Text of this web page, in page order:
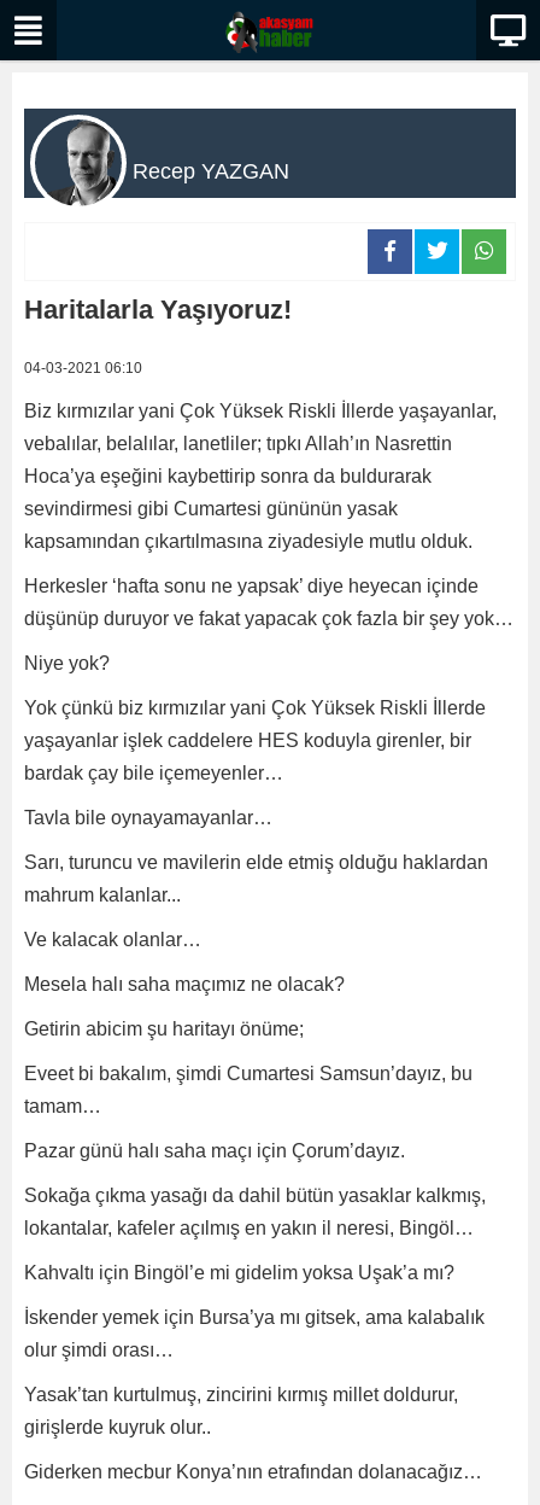
Recep YAZGAN
Haritalarla Yaşıyoruz!
04-03-2021 06:10
Biz kırmızılar yani Çok Yüksek Riskli İllerde yaşayanlar,
vebalılar, belalılar, lanetliler; tıpkı Allah’ın Nasrettin
Hoca’ya eşeğini kaybettirip sonra da buldurarak
sevindirmesi gibi Cumartesi gününün yasak
kapsamından çıkartılmasına ziyadesiyle mutlu olduk.
Herkesler ‘hafta sonu ne yapsak’ diye heyecan içinde
düşünüp duruyor ve fakat yapacak çok fazla bir şey yok…
Niye yok?
Yok çünkü biz kırmızılar yani Çok Yüksek Riskli İllerde
yaşayanlar işlek caddelere HES koduyla girenler, bir
bardak çay bile içemeyenler…
Tavla bile oynayamayanlar…
Sarı, turuncu ve mavilerin elde etmiş olduğu haklardan
mahrum kalanlar...
Ve kalacak olanlar…
Mesela halı saha maçımız ne olacak?
Getirin abicim şu haritayı önüme;
Eveet bi bakalım, şimdi Cumartesi Samsun’dayız, bu
tamam…
Pazar günü halı saha maçı için Çorum’dayız.
Sokağa çıkma yasağı da dahil bütün yasaklar kalkmış,
lokantalar, kafeler açılmış en yakın il neresi, Bingöl…
Kahvaltı için Bingöl’e mi gidelim yoksa Uşak’a mı?
İskender yemek için Bursa’ya mı gitsek, ama kalabalık
olur şimdi orası…
Yasak’tan kurtulmuş, zincirini kırmış millet doldurur,
girişlerde kuyruk olur..
Giderken mecbur Konya’nın etrafından dolanacağız…